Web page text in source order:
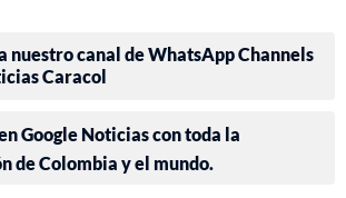
nuestro canal de WhatsApp Channels
Caracol
Google Noticias con toda la
de Colombia y el mundo.